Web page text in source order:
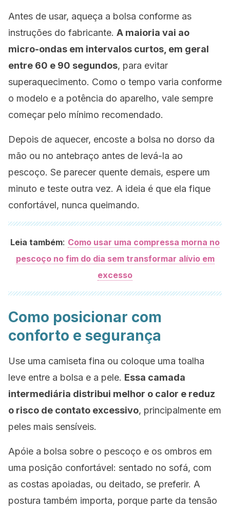
Antes de usar, aqueça a bolsa conforme as
instruções do fabricante. A maioria vai ao
micro-ondas em intervalos curtos, em geral
entre 60 e 90 segundos, para evitar
superaquecimento. Como o tempo varia conforme
o modelo e a potência do aparelho, vale sempre
começar pelo mínimo recomendado.
Depois de aquecer, encoste a bolsa no dorso da
mão ou no antebraço antes de levá-la ao
pescoço. Se parecer quente demais, espere um
minuto e teste outra vez. A ideia é que ela fique
confortável, nunca queimando.
Leia também: Como usar uma compressa morna no
pescoço no fim do dia sem transformar alívio em
excesso
Como posicionar com
conforto e segurança
Use uma camiseta fina ou coloque uma toalha
leve entre a bolsa e a pele. Essa camada
intermediária distribui melhor o calor e reduz
o risco de contato excessivo, principalmente em
peles mais sensíveis.
Apóie a bolsa sobre o pescoço e os ombros em
uma posição confortável: sentado no sofá, com
as costas apoiadas, ou deitado, se preferir. A
postura também importa, porque parte da tensão